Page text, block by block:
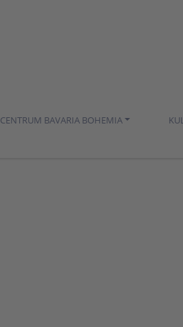
CENTRUM BAVARIA BOHEMIA